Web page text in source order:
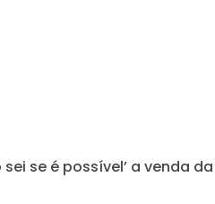
se é possível’ a venda da